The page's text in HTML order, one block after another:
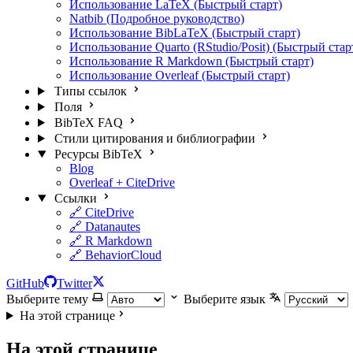
Использование LaTeX (Быстрый старт)
Natbib (Подробное руководство)
Использование BibLaTeX (Быстрый старт)
Использование Quarto (RStudio/Posit) (Быстрый
Использование R Markdown (Быстрый старт)
Использование Overleaf (Быстрый старт)
Типы ссылок
Поля
BibTeX FAQ
Стили цитирования и библиографии
Ресурсы BibTeX
Blog
Overleaf + CiteDrive
Ссылки
🔗 CiteDrive
🔗 Datanautes
🔗 R Markdown
🔗 BehaviorCloud
GitHub
Twitter
Выберите тему
Выберите язык
На этой странице